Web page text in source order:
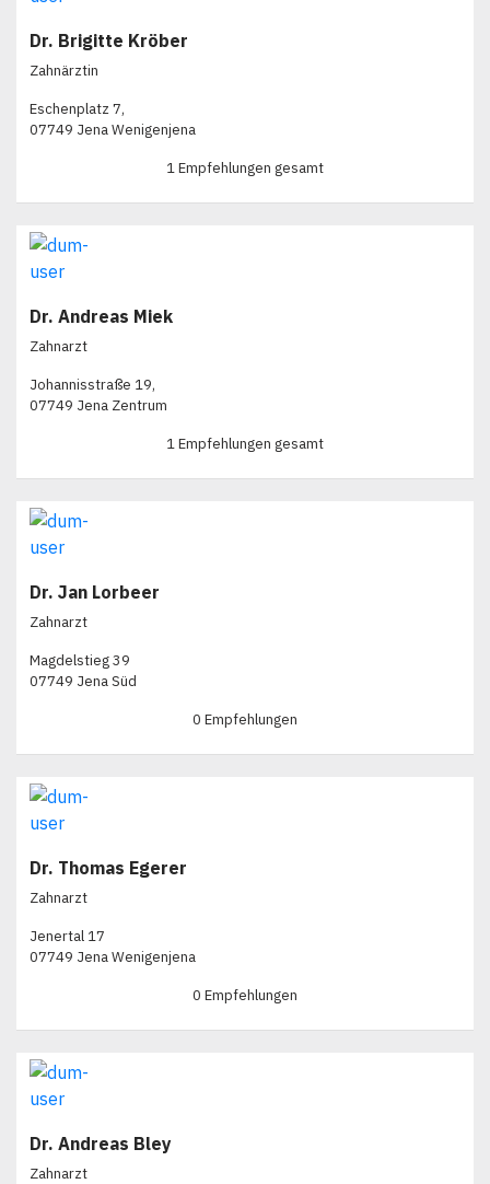
Dr. Brigitte Kröber
Zahnärztin
Eschenplatz 7,
07749 Jena Wenigenjena
1 Empfehlungen gesamt
Dr. Andreas Miek
Zahnarzt
Johannisstraße 19,
07749 Jena Zentrum
1 Empfehlungen gesamt
Dr. Jan Lorbeer
Zahnarzt
Magdelstieg 39
07749 Jena Süd
0 Empfehlungen
Dr. Thomas Egerer
Zahnarzt
Jenertal 17
07749 Jena Wenigenjena
0 Empfehlungen
Dr. Andreas Bley
Zahnarzt